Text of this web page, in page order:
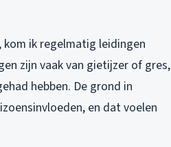
kom ik regelmatig leidingen
zijn vaak van gietijzer of gres,
hebben. De grond in
en dat voelen